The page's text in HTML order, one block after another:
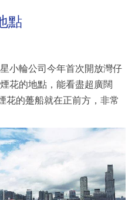
點
小輪公司今年首次開放灣仔
花的地點，能看盡超廣闊
花的躉船就在正前方，非常